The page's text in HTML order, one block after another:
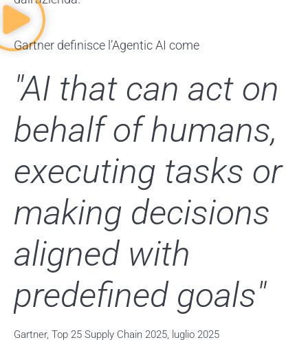
Gartner definisce l’Agentic AI come
"AI that can act on
behalf of humans,
executing tasks or
making decisions
aligned with
predefined goals"
Gartner, Top 25 Supply Chain 2025, luglio 2025